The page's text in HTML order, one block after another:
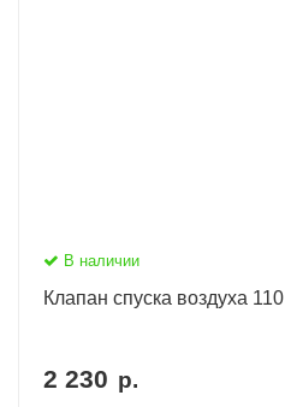
В наличии
Клапан спуска воздуха 110
2 230 р.